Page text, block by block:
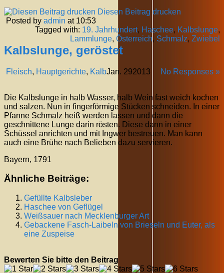
Diesen Beitrag drucken
Posted by admin at 10:53
Tagged with: 19. Jahrhundert, Haschee, Kalbslunge,
Lammlunge, Österreich, Schmalz, Zwiebel
Kalbslunge, geröstet
Fleisch, Hauptgerichte, Kalb No Responses »
Jan. 292013
Die Kalbslunge in halb Wasser, halb Wein fast weich kochen
und salzen. Nun in fingerförmige Stücken schneiden. In einer
Pfanne Schmalz heiß werden lassen und dann die
geschnittene Lunge darin rösten. Diese dann in einer
Schüssel anrichten und mit Ingwer bestreuen. Man kann
auch eine Brühe nach Belieben dazu servieren.
Bayern, 1791
Ähnliche Beiträge:
Gefüllte Kalbsleber
Haschee von Geflügel
Weißsauer nach Mecklenburger Art
Gebackene Fasch-Laibeln von Brieseln und Euter, als
eine Zuspeise
Bewerten Sie bitte den Beitrag